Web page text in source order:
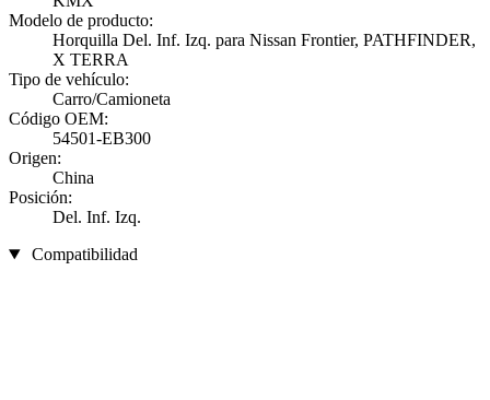
Modelo de producto:
Horquilla Del. Inf. Izq. para Nissan Frontier, PATHFINDER,
X TERRA
Tipo de vehículo:
Carro/Camioneta
Código OEM:
54501-EB300
Origen:
China
Posición:
Del. Inf. Izq.
Compatibilidad